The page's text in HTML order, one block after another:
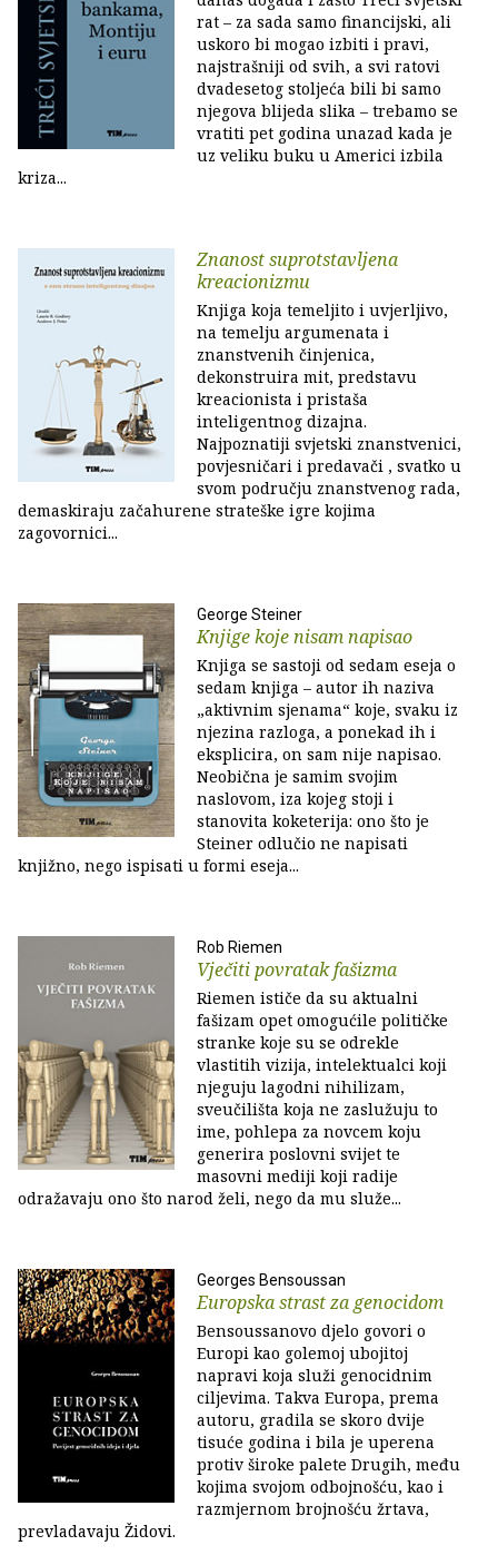
rat – za sada samo financijski, ali
uskoro bi mogao izbiti i pravi,
najstrašniji od svih, a svi ratovi
dvadesetog stoljeća bili bi samo
njegova blijeda slika – trebamo se
vratiti pet godina unazad kada je
uz veliku buku u Americi izbila
kriza...
Znanost suprotstavljena
kreacionizmu
Knjiga koja temeljito i uvjerljivo,
na temelju argumenata i
znanstvenih činjenica,
dekonstruira mit, predstavu
kreacionista i pristaša
inteligentnog dizajna.
Najpoznatiji svjetski znanstvenici,
povjesničari i predavači , svatko u
svom području znanstvenog rada,
demaskiraju začahurene strateške igre kojima
zagovornici...
George Steiner
Knjige koje nisam napisao
Knjiga se sastoji od sedam eseja o
sedam knjiga – autor ih naziva
„aktivnim sjenama“ koje, svaku iz
njezina razloga, a ponekad ih i
eksplicira, on sam nije napisao.
Neobična je samim svojim
naslovom, iza kojeg stoji i
stanovita koketerija: ono što je
Steiner odlučio ne napisati
knjižno, nego ispisati u formi eseja...
Rob Riemen
Vječiti povratak fašizma
Riemen ističe da su aktualni
fašizam opet omogućile političke
stranke koje su se odrekle
vlastitih vizija, intelektualci koji
njeguju lagodni nihilizam,
sveučilišta koja ne zaslužuju to
ime, pohlepa za novcem koju
generira poslovni svijet te
masovni mediji koji radije
odražavaju ono što narod želi, nego da mu služe...
Georges Bensoussan
Europska strast za genocidom
Bensoussanovo djelo govori o
Europi kao golemoj ubojitoj
napravi koja služi genocidnim
ciljevima. Takva Europa, prema
autoru, gradila se skoro dvije
tisuće godina i bila je uperena
protiv široke palete Drugih, među
kojima svojom odbojnošću, kao i
razmjernom brojnošću žrtava,
prevladavaju Židovi.